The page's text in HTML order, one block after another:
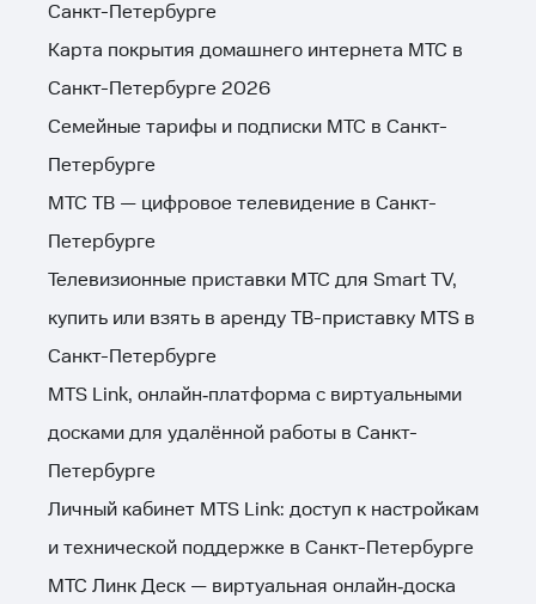
Санкт-Петербурге
Карта покрытия домашнего интернета МТС в
Санкт-Петербурге 2026
Семейные тарифы и подписки МТС в Санкт-
Петербурге
МТС ТВ — цифровое телевидение в Санкт-
Петербурге
Телевизионные приставки МТС для Smart TV,
купить или взять в аренду ТВ-приставку MTS в
Санкт-Петербурге
MTS Link, онлайн‑платформа с виртуальными
досками для удалённой работы в Санкт-
Петербурге
Личный кабинет MTS Link: доступ к настройкам
и технической поддержке в Санкт-Петербурге
МТС Линк Деск — виртуальная онлайн‑доска